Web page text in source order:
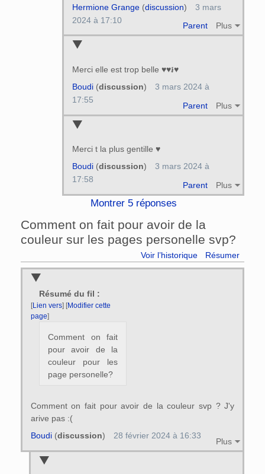
Parent Plus
Hermione Grange(discussion)
3 mars
2024 à 17:10
Merci elle est trop belle ♥♥៛♥
Parent Plus
Boudi(discussion)
3 mars 2024 à
17:55
Merci t la plus gentille ♥
Parent Plus
Boudi(discussion)
3 mars 2024 à
17:58
Montrer 5 réponses
Comment on fait pour avoir de la
couleur sur les pages personelle svp?
Voir l’historique Résumer
Résumé du fil :
[Lien vers] [Modifier cette
page]
Comment on fait
pour avoir de la
couleur pour les
page personelle?
Comment on fait pour avoir de la couleur svp ? J'y
arive pas :(
Plus
Boudi(discussion) 28 février 2024 à 16:33